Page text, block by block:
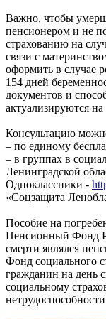
Важно, чтобы
пенсионером и не
страхованию на
связи с
оформить в случае
154 дней
документов и
актуализируются
Консультацию
– по единому
– в группах в
Ленинградской
Одноклассники -
«Соцзащита
Пособие на
Пенсионный Фонд
смерти являлся
Фонд социального
гражданин на день
социальному